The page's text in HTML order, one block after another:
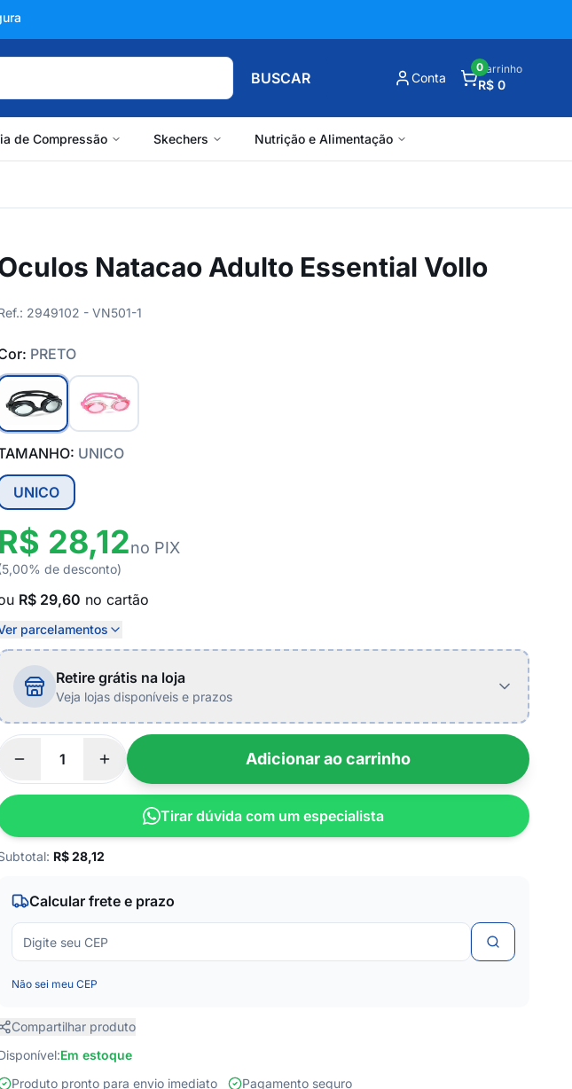
BUSCAR Conta
Carrinho
R$ 0
0
de Compressão Skechers Nutrição e Alimentação
Natacao Adulto Essential Vollo
2949102 - VN501-1
PRETO
UNICO
UNICO
R$ 28,12no PIX
de desconto)
R$ 29,60 no cartão
parcelamentos
Retire grátis na loja
Veja lojas disponíveis e prazos
Adicionar ao carrinho
Tirar dúvida com um especialista
R$28,12
Calcular frete e prazo
Não sei meu CEP
Compartilhar produto
Em estoque
Produto pronto para envio imediato
Pagamento seguro